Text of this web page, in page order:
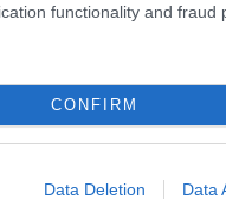
functionality and fraud
CONFIRM
Data Deletion Data